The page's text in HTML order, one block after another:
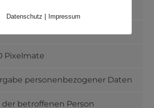
Pixelmate
personenbezogener Daten
der betroffenen Person
Datenschutz Impressum